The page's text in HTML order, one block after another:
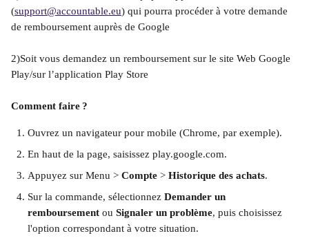
(support@accountable.eu) qui pourra procéder à votre demande
de remboursement auprès de Google
2)Soit vous demandez un remboursement sur le site Web Google
Play/sur l’application Play Store
Comment faire ?
Ouvrez un navigateur pour mobile (Chrome, par exemple).
En haut de la page, saisissez play.google.com.
Appuyez sur Menu > Compte > Historique des achats.
Sur la commande, sélectionnez Demander un
remboursement ou Signaler un problème, puis choisissez
l'option correspondant à votre situation.